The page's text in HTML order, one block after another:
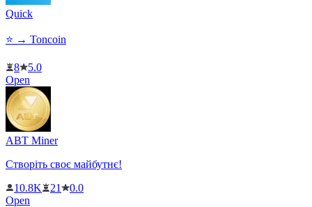
Quick
⭐️ → Toncoin
8
5.0
Open
ABT Miner
Створіть своє майбутнє!
10.8K
21
0.0
Open